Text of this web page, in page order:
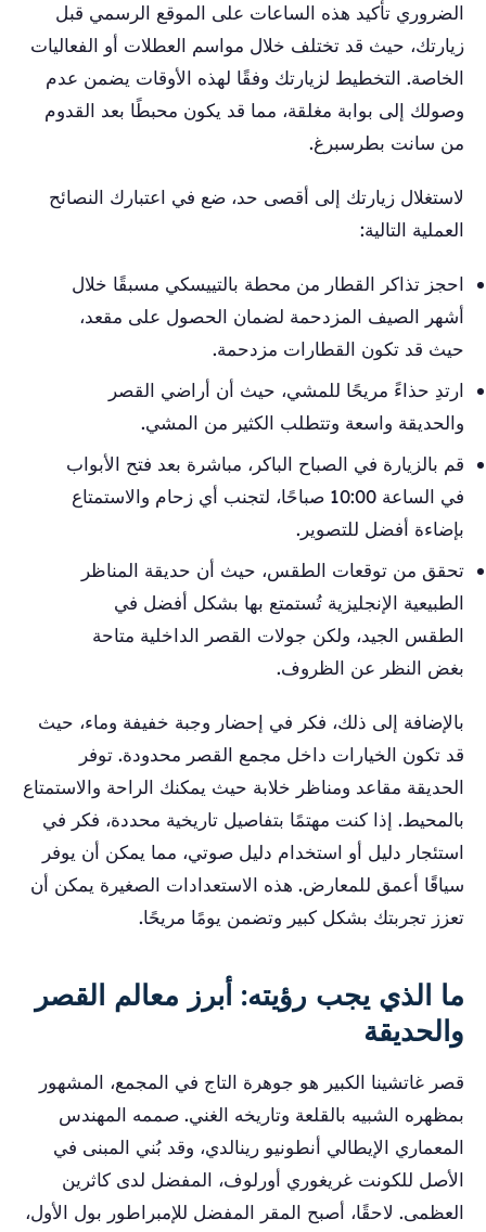
الضروري تأكيد هذه الساعات على الموقع الرسمي قبل
زيارتك، حيث قد تختلف خلال مواسم العطلات أو الفعاليات
الخاصة. التخطيط لزيارتك وفقًا لهذه الأوقات يضمن عدم
وصولك إلى بوابة مغلقة، مما قد يكون محبطًا بعد القدوم
من سانت بطرسبرغ.
لاستغلال زيارتك إلى أقصى حد، ضع في اعتبارك النصائح
العملية التالية:
احجز تذاكر القطار من محطة بالتييسكي مسبقًا خلال
أشهر الصيف المزدحمة لضمان الحصول على مقعد،
حيث قد تكون القطارات مزدحمة.
ارتدِ حذاءً مريحًا للمشي، حيث أن أراضي القصر
والحديقة واسعة وتتطلب الكثير من المشي.
قم بالزيارة في الصباح الباكر، مباشرة بعد فتح الأبواب
في الساعة 10:00 صباحًا، لتجنب أي زحام والاستمتاع
بإضاءة أفضل للتصوير.
تحقق من توقعات الطقس، حيث أن حديقة المناظر
الطبيعية الإنجليزية تُستمتع بها بشكل أفضل في
الطقس الجيد، ولكن جولات القصر الداخلية متاحة
بغض النظر عن الظروف.
بالإضافة إلى ذلك، فكر في إحضار وجبة خفيفة وماء، حيث
قد تكون الخيارات داخل مجمع القصر محدودة. توفر
الحديقة مقاعد ومناظر خلابة حيث يمكنك الراحة والاستمتاع
بالمحيط. إذا كنت مهتمًا بتفاصيل تاريخية محددة، فكر في
استئجار دليل أو استخدام دليل صوتي، مما يمكن أن يوفر
سياقًا أعمق للمعارض. هذه الاستعدادات الصغيرة يمكن أن
تعزز تجربتك بشكل كبير وتضمن يومًا مريحًا.
ما الذي يجب رؤيته: أبرز معالم القصر
والحديقة
قصر غاتشينا الكبير هو جوهرة التاج في المجمع، المشهور
بمظهره الشبيه بالقلعة وتاريخه الغني. صممه المهندس
المعماري الإيطالي أنطونيو رينالدي، وقد بُني المبنى في
الأصل للكونت غريغوري أورلوف، المفضل لدى كاثرين
العظمى. لاحقًا، أصبح المقر المفضل للإمبراطور بول الأول،